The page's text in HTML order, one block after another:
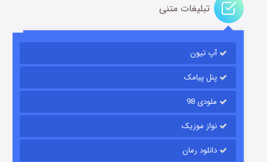
باب اسفنجی فصل ۱۷
قسمت۶ (زیرنویس) منتشر شد
تبلیغات متنی
آپ تیون
پنل پیامک
ملودی 98
نواز موزیک
دانلود رمان